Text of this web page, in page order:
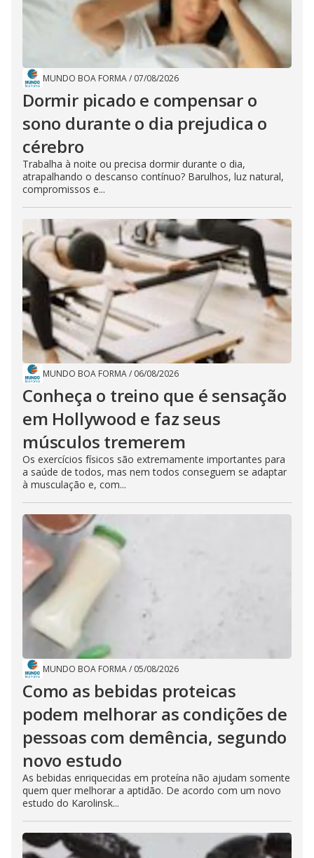
MUNDO BOA FORMA/ 07/08/2026
Dormir picado e compensar o
sono durante o dia prejudica o
cérebro
Trabalha à noite ou precisa dormir durante o dia,
atrapalhando o descanso contínuo? Barulhos, luz natural,
compromissos e...
MUNDO BOA FORMA/ 06/08/2026
Conheça o treino que é sensação
em Hollywood e faz seus
músculos tremerem
Os exercícios físicos são extremamente importantes para
a saúde de todos, mas nem todos conseguem se adaptar
à musculação e, com...
MUNDO BOA FORMA/ 05/08/2026
Como as bebidas proteicas
podem melhorar as condições de
pessoas com demência, segundo
novo estudo
As bebidas enriquecidas em proteína não ajudam somente
quem quer melhorar a aptidão. De acordo com um novo
estudo do Karolinsk...